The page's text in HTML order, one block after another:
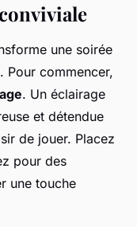
une soirée
Pour commencer,
. Un éclairage
et détendue
de jouer. Placez
pour des
une touche